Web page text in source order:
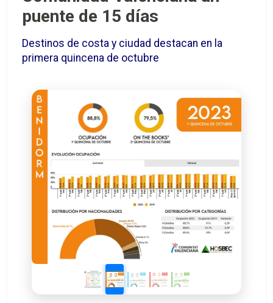
puente de 15 días
Destinos de costa y ciudad destacan en la
primera quincena de octubre